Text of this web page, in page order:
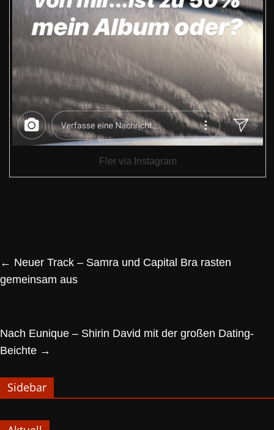
Fler via Instagram
← Neuer Track – Samra und Capital Bra rasten
gemeinsam aus
Nach Eunique – Shirin David mit der großen Dating-
Beichte →
Sidebar